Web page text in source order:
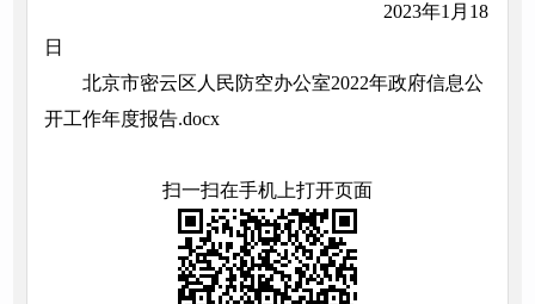
2023年1月18
日
北京市密云区人民防空办公室2022年政府信息公
开工作年度报告.docx
扫一扫在手机上打开页面